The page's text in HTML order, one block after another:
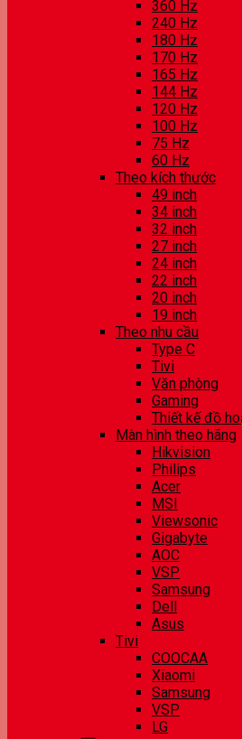
360 Hz
240 Hz
180 Hz
170 Hz
165 Hz
144 Hz
120 Hz
100 Hz
75 Hz
60 Hz
Theo kích thước
49 inch
34 inch
32 inch
27 inch
24 inch
22 inch
20 inch
19 inch
Theo nhu cầu
Type C
Tivi
Văn phòng
Gaming
Thiết kế đồ
Màn hình theo hãng
Hikvision
Philips
Acer
MSI
Viewsonic
Gigabyte
AOC
VSP
Samsung
Dell
Asus
Tivi
COOCAA
Xiaomi
Samsung
VSP
LG